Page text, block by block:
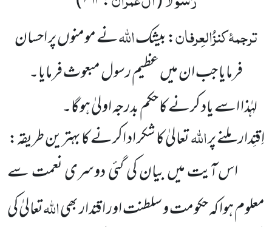
ترجمۂکنزُالعِرفان: بیشکاللہنے مومنوں پر احسان
فرمایا جبان میں عظیم رسول مبعوث فرمایا۔
لہٰذا اسے یاد کرنے کا حکم بدرجہ اولیٰ ہوگا۔
اِقتِدار ملنے پراللہتعالیٰ کا شکر اد اکرنے کا بہترین طریقہ:
اس آیت میں بیان کی گئی دوسری نعمت سے
معلوم ہوا کہ حکومت و سلطنت اور اقتدار بھیاللہتعالیٰ کی